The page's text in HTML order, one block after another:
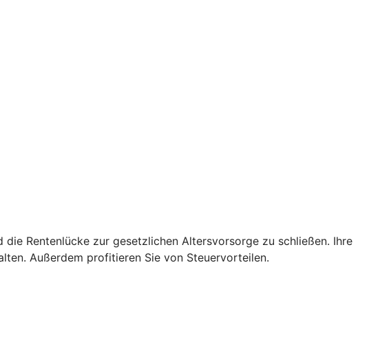
Rentenlücke zur gesetzlichen Altersvorsorge zu schließen. Ihre
Außerdem profitieren Sie von Steuervorteilen.